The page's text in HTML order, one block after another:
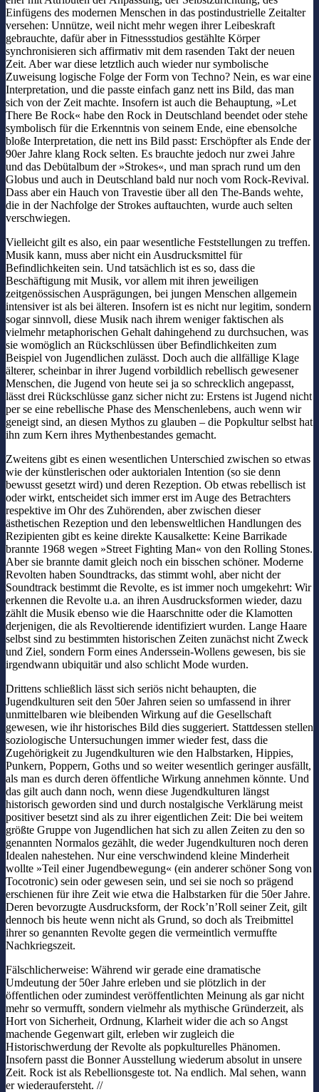
Einfügens des modernen Menschen in das postindustrielle Zeitalter
versehen: Unnütze, weil nicht mehr wegen ihrer Leibeskraft
gebrauchte, dafür aber in Fitnessstudios gestählte Körper
synchronisieren sich affirmativ mit dem rasenden Takt der neuen
Zeit. Aber war diese letztlich auch wieder nur symbolische
Zuweisung logische Folge der Form von Techno? Nein, es war eine
Interpretation, und die passte einfach ganz nett ins Bild, das man
sich von der Zeit machte. Insofern ist auch die Behauptung, »Let
There Be Rock« habe den Rock in Deutschland beendet oder stehe
symbolisch für die Erkenntnis von seinem Ende, eine ebensolche
bloße Interpretation, die nett ins Bild passt: Erschöpfter als Ende der
90er Jahre klang Rock selten. Es brauchte jedoch nur zwei Jahre
und das Debütalbum der »Strokes«, und man sprach rund um den
Globus und auch in Deutschland bald nur noch vom Rock-Revival.
Dass aber ein Hauch von Travestie über all den The-Bands wehte,
die in der Nachfolge der Strokes auftauchten, wurde auch selten
verschwiegen.
Vielleicht gilt es also, ein paar wesentliche Feststellungen zu treffen.
Musik kann, muss aber nicht ein Ausdrucksmittel für
Befindlichkeiten sein. Und tatsächlich ist es so, dass die
Beschäftigung mit Musik, vor allem mit ihren jeweiligen
zeitgenössischen Ausprägungen, bei jungen Menschen allgemein
intensiver ist als bei älteren. Insofern ist es nicht nur legitim, sondern
sogar sinnvoll, diese Musik nach ihrem weniger faktischen als
vielmehr metaphorischen Gehalt dahingehend zu durchsuchen, was
sie womöglich an Rückschlüssen über Befindlichkeiten zum
Beispiel von Jugendlichen zulässt. Doch auch die allfällige Klage
älterer, scheinbar in ihrer Jugend vorbildlich rebellisch gewesener
Menschen, die Jugend von heute sei ja so schrecklich angepasst,
lässt drei Rückschlüsse ganz sicher nicht zu: Erstens ist Jugend nicht
per se eine rebellische Phase des Menschenlebens, auch wenn wir
geneigt sind, an diesen Mythos zu glauben – die Popkultur selbst hat
ihn zum Kern ihres Mythenbestandes gemacht.
Zweitens gibt es einen wesentlichen Unterschied zwischen so etwas
wie der künstlerischen oder auktorialen Intention (so sie denn
bewusst gesetzt wird) und deren Rezeption. Ob etwas rebellisch ist
oder wirkt, entscheidet sich immer erst im Auge des Betrachters
respektive im Ohr des Zuhörenden, aber zwischen dieser
ästhetischen Rezeption und den lebensweltlichen Handlungen des
Rezipienten gibt es keine direkte Kausalkette: Keine Barrikade
brannte 1968 wegen »Street Fighting Man« von den Rolling Stones.
Aber sie brannte damit gleich noch ein bisschen schöner. Moderne
Revolten haben Soundtracks, das stimmt wohl, aber nicht der
Soundtrack bestimmt die Revolte, es ist immer noch umgekehrt: Wir
erkennen die Revolte u.a. an ihren Ausdrucksformen wieder, dazu
zählt die Musik ebenso wie die Haarschnitte oder die Klamotten
derjenigen, die als Revoltierende identifiziert wurden. Lange Haare
selbst sind zu bestimmten historischen Zeiten zunächst nicht Zweck
und Ziel, sondern Form eines Anderssein-Wollens gewesen, bis sie
irgendwann ubiquitär und also schlicht Mode wurden.
Drittens schließlich lässt sich seriös nicht behaupten, die
Jugendkulturen seit den 50er Jahren seien so umfassend in ihrer
unmittelbaren wie bleibenden Wirkung auf die Gesellschaft
gewesen, wie ihr historisches Bild dies suggeriert. Stattdessen stellen
soziologische Untersuchungen immer wieder fest, dass die
Zugehörigkeit zu Jugendkulturen wie den Halbstarken, Hippies,
Punkern, Poppern, Goths und so weiter wesentlich geringer ausfällt,
als man es durch deren öffentliche Wirkung annehmen könnte. Und
das gilt auch dann noch, wenn diese Jugendkulturen längst
historisch geworden sind und durch nostalgische Verklärung meist
positiver besetzt sind als zu ihrer eigentlichen Zeit: Die bei weitem
größte Gruppe von Jugendlichen hat sich zu allen Zeiten zu den so
genannten Normalos gezählt, die weder Jugendkulturen noch deren
Idealen nahestehen. Nur eine verschwindend kleine Minderheit
wollte »Teil einer Jugendbewegung« (ein anderer schöner Song von
Tocotronic) sein oder gewesen sein, und sei sie noch so prägend
erschienen für ihre Zeit wie etwa die Halbstarken für die 50er Jahre.
Deren bevorzugte Ausdrucksform, der Rock’n’Roll seiner Zeit, gilt
dennoch bis heute wenn nicht als Grund, so doch als Treibmittel
ihrer so genannten Revolte gegen die vermeintlich vermuffte
Nachkriegszeit.
Fälschlicherweise: Während wir gerade eine dramatische
Umdeutung der 50er Jahre erleben und sie plötzlich in der
öffentlichen oder zumindest veröffentlichten Meinung als gar nicht
mehr so vermufft, sondern vielmehr als mythische Gründerzeit, als
Hort von Sicherheit, Ordnung, Klarheit wider die ach so Angst
machende Gegenwart gilt, erleben wir zugleich die
Historischwerdung der Revolte als popkulturelles Phänomen.
Insofern passt die Bonner Ausstellung wiederum absolut in unsere
Zeit. Rock ist als Rebellionsgeste tot. Na endlich. Mal sehen, wann
er wiederaufersteht. //